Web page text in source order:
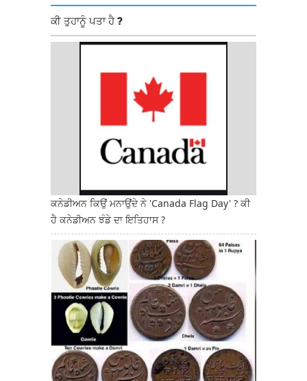
ਕੀ ਤੁਹਾਨੂੰ ਪਤਾ ਹੈ ?
ਕਨੇਡੀਅਨ ਕਿਉਂ ਮਨਾਉਂਦੇ ਨੇ 'Canada Flag Day' ? ਕੀ
ਹੈ ਕਨੇਡੀਅਨ ਝੰਡੇ ਦਾ ਇਤਿਹਾਸ ?